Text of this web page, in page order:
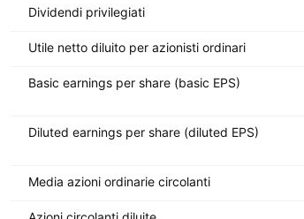
Dividendi privilegiati
Utile netto diluito per azionisti ordinari
Basic earnings per share (basic EPS)
Diluted earnings per share (diluted EPS)
Media azioni ordinarie circolanti